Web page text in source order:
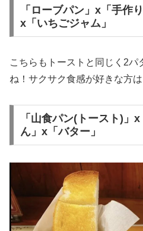
「ローブパン」x「手作
x「いちごジャム」
こちらもトーストと同じく2パ
ね！サクサク食感が好きな方
「山食パン(トースト)」
ん」x「バター」